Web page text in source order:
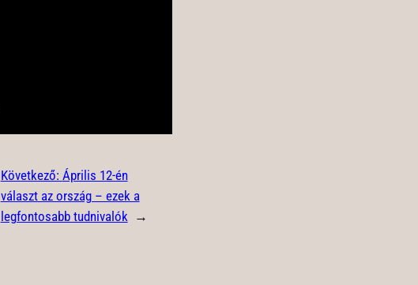
Következő: Április 12-én
választ az ország – ezek a
legfontosabb tudnivalók →